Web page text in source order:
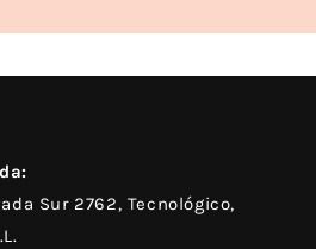
Sur 2762, Tecnológico,